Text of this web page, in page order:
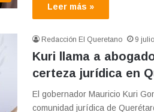
Leer más »
Redacción El Queretano 9
Kuri llama a
certeza jurídica en
El gobernador Mauricio Kuri
comunidad jurídica de